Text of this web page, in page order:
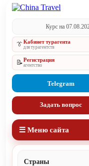
Курс на
👔Кабинет турагента
для турагентств
📝Регистрация
агентство
Telegram
Задать вопрос
☰ Меню сайта
Страны